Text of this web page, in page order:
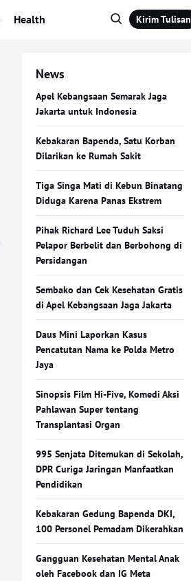
Health Kirim Tulisan
News
Apel Kebangsaan Semarak Jaga
Jakarta untuk Indonesia
Kebakaran Bapenda, Satu Korban
Dilarikan ke Rumah Sakit
Tiga Singa Mati di Kebun Binatang
Diduga Karena Panas Ekstrem
Pihak Richard Lee Tuduh Saksi
Pelapor Berbelit dan Berbohong di
Persidangan
Sembako dan Cek Kesehatan Gratis
di Apel Kebangsaan Jaga Jakarta
Daus Mini Laporkan Kasus
Pencatutan Nama ke Polda Metro
Jaya
Sinopsis Film Hi-Five, Komedi Aksi
Pahlawan Super tentang
Transplantasi Organ
995 Senjata Ditemukan di Sekolah,
DPR Curiga Jaringan Manfaatkan
Pendidikan
Kebakaran Gedung Bapenda DKI,
100 Personel Pemadam Dikerahkan
Gangguan Kesehatan Mental Anak
oleh Facebook dan IG Meta